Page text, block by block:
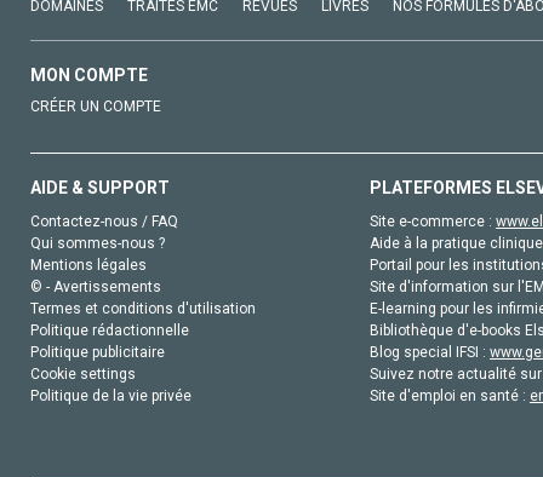
DOMAINES TRAITÉS EMC REVUES LIVRES NOS FORMULES
MON COMPTE
CRÉER UN COMPTE
AIDE & SUPPORT
Contactez-nous / FAQ
Qui sommes-nous ?
Mentions légales
© - Avertissements
Termes et conditions d'utilisation
Politique rédactionnelle
Politique publicitaire
Cookie settings
Politique de la vie privée
PLATEFORMES
Site e-commerce :
Aide à la pratique
Portail pour les
Site d'information sur
E-learning pour les
Bibliothèque d'e-books
Blog special IFSI :
Suivez notre actualité
Site d'emploi en santé :